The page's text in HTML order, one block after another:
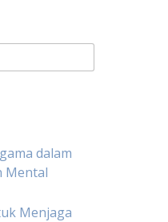
dalam
Mental
Menjaga